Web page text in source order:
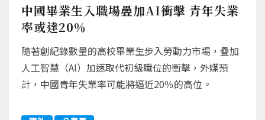
中國畢業生入職場疊加AI衝擊 青年失業
率或達20％
隨著創紀錄數量的高校畢業生步入勞動力市場，疊加
人工智慧（AI）加速取代初級職位的衝擊，外媒預
計，中國青年失業率可能將逼近20％的高位。